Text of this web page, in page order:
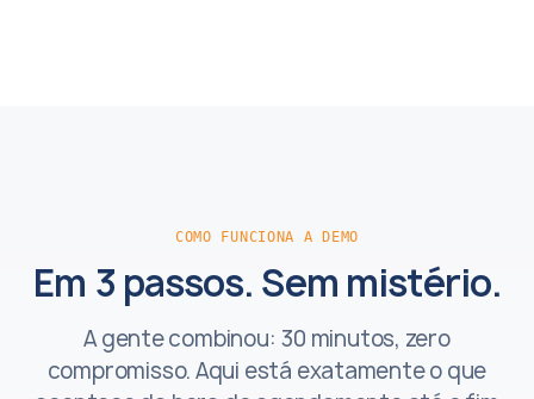
COMO FUNCIONA A DEMO
Em 3 passos. Sem mistério.
A gente combinou: 30 minutos, zero
compromisso. Aqui está exatamente o que